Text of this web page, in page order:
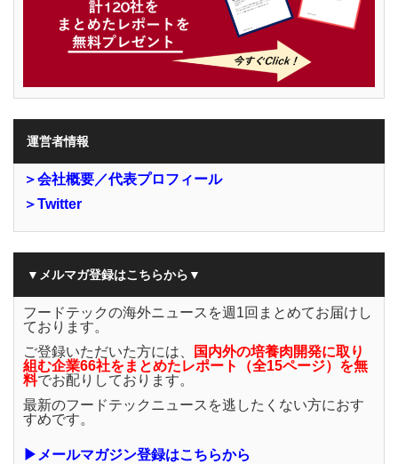
運営者情報
＞会社概要／代表プロフィール
＞Twitter
▼メルマガ登録はこちらから▼
フードテックの海外ニュースを週1回まとめてお届けし
ております。
ご登録いただいた方には、
国内外の培養肉開発に取り
組む企業66社をまとめたレポート（全15ページ）を無
料でお配りしております。
最新のフードテックニュースを逃したくない方におす
すめです。
▶メールマガジン登録はこちらから